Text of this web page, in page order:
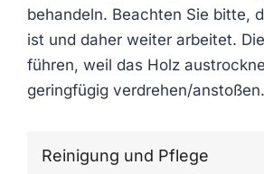
behandeln. Beachten Sie bitte,
ist und daher weiter arbeitet.
führen, weil das Holz
geringfügig verdrehen/anstoßen.
Reinigung und Pflege